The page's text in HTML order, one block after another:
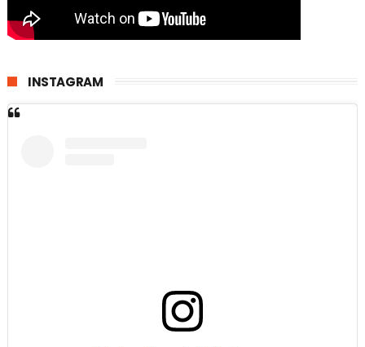
INSTAGRAM